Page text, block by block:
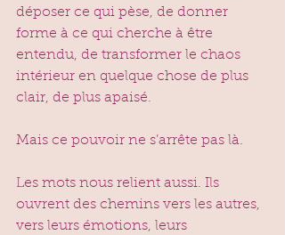
déposer ce qui pèse, de donner
forme à ce qui cherche à être
entendu, de transformer le chaos
intérieur en quelque chose de plus
clair, de plus apaisé.
Mais ce pouvoir ne s’arrête pas là.
Les mots nous relient aussi. Ils
ouvrent des chemins vers les autres,
vers leurs émotions, leurs